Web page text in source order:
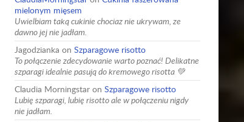
mielonym mięsem
Uwielbiam taką cukinie chociaz nie ukrywam, ze
dawno jej nie jadłam.
Jagodzianka on Szparagowe risotto
To połączenie zdecydowanie warto poznać! Delikatne
szparagi idealnie pasują do kremowego risotta 💚
Claudia Morningstar on Szparagowe risotto
Lubię szparagi, lubię risotto ale w połączeniu nigdy
nie jadłam.